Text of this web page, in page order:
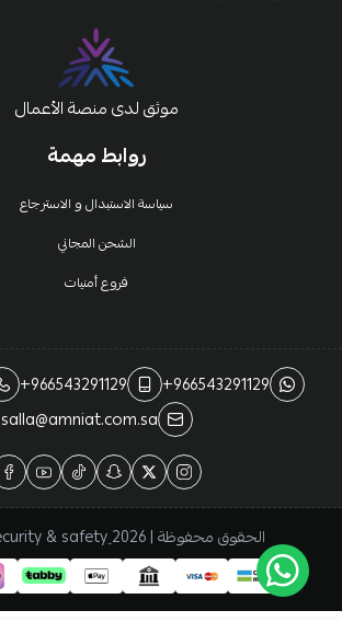
روابط مهمة
سياسة الاستبدال و الاسترجاع
الشحن المجاني
فروع أمنيات
موثق لدى منصة الأعمال
+966543291129
+966543291129
salla@amniat.com.sa
الحقوق محفوظة | 2026 ِAmniat security & safety